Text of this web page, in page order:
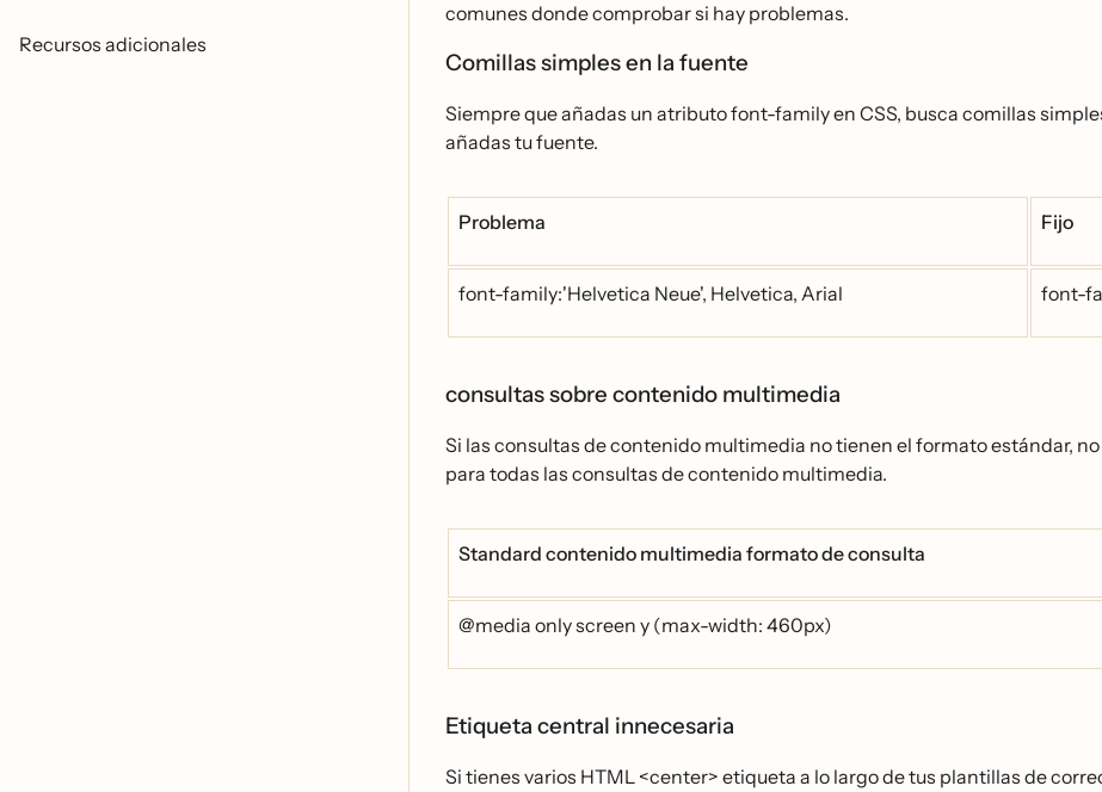
Recursos adicionales
comunes donde comprobar si hay problemas.
Comillas simples en la fuente
Siempre que añadas un atributo font-family en CSS, busca comillas
añadas tu fuente.
Problema Fijo
font-family:'Helvetica Neue', Helvetica, Arial font-
consultas sobre contenido multimedia
Si las consultas de contenido multimedia no tienen el formato estándar,
para todas las consultas de contenido multimedia.
Standard contenido multimedia formato de consulta
@media only screen y (max-width: 460px)
Etiqueta central innecesaria
Si tienes varios HTML <center> etiqueta a lo largo de tus plantillas de